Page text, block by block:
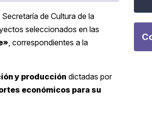
de Cultura de la
seleccionados en las
, correspondientes a la
y producción dictadas por
económicos para su